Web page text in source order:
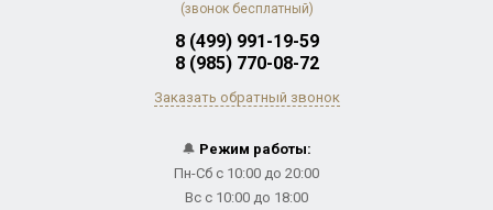
(звонок бесплатный)
8 (499) 991-19-59
8 (985) 770-08-72
Заказать обратный звонок
🔔 Режим работы:
Пн-Сб с 10:00 до 20:00
Вс с 10:00 до 18:00